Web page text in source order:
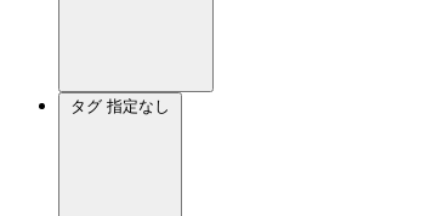
タグ 指定なし